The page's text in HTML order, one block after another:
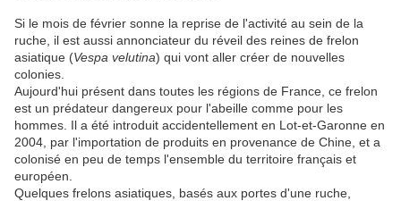
Si le mois de février sonne la reprise de l'activité au sein de la
ruche, il est aussi annonciateur du réveil des reines de frelon
asiatique (Vespa velutina) qui vont aller créer de nouvelles
colonies.
Aujourd'hui présent dans toutes les régions de France, ce frelon
est un prédateur dangereux pour l'abeille comme pour les
hommes. Il a été introduit accidentellement en Lot-et-Garonne en
2004, par l'importation de produits en provenance de Chine, et a
colonisé en peu de temps l'ensemble du territoire français et
européen.
Quelques frelons asiatiques, basés aux portes d'une ruche,